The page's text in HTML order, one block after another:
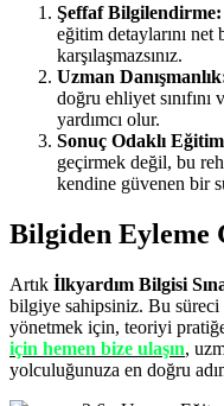
Şeffaf Bilgilendirme:
eğitim detaylarını
karşılaşmazsınız.
Uzman
doğru ehliyet
yardımcı olur.
Sonuç Odaklı
geçirmek değil, bu
kendine güvenen bir
Bilgiden Eyleme
Artık İlkyardım Bilgisi
bilgiye sahipsiniz. Bu
yönetmek için, teoriyi
için hemen bize ulaşın,
yolculuğunuza en doğru